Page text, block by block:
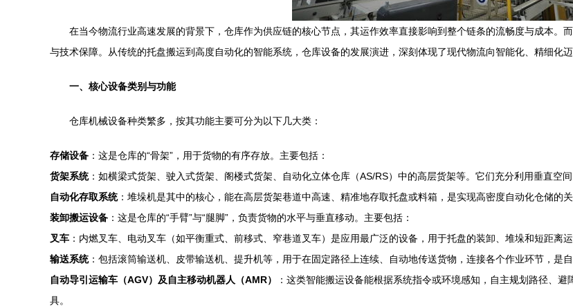
在当今物流行业高速发展的背景下，仓库作为供应链的核心节点，其运作效率直接影响到整个链条的流畅度与成本。
与技术保障。从传统的托盘搬运到高度自动化的智能系统，仓库设备的发展演进，深刻体现了现代物流向智能化、精细化迈
一、核心设备类别与功能
仓库机械设备种类繁多，按其功能主要可分为以下几大类：
存储设备 ：这是仓库的“骨架”，用于货物的有序存放。主要包括：
货架系统：如横梁式货架、驶入式货架、阁楼式货架、自动化立体仓库（AS/RS）中的高层货架等。它们充分利用垂直空
自动化存取系统：堆垛机是其中的核心，能在高层货架巷道中高速、精准地存取托盘或料箱，是实现高密度自动化仓储的关
装卸搬运设备 ：这是仓库的“手臂”与“腿脚”，负责货物的水平与垂直移动。主要包括：
叉车 ：内燃叉车、电动叉车（如平衡重式、前移式、窄巷道叉车）是应用最广泛的设备，用于托盘的装卸、堆垛和短距离运
输送系统：包括滚筒输送机、皮带输送机、提升机等，用于在固定路径上连续、自动地传送货物，连接各个作业环节，是
自动导引运输车（AGV）及自主移动机器人（AMR）
：这类智能搬运设备能根据系统指令或环境感知，自主规划路径、
具。